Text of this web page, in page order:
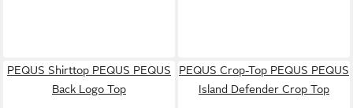
PEQUS Shirttop PEQUS PEQUS
Back Logo Top
PEQUS Crop-Top PEQUS PEQUS
Island Defender Crop Top